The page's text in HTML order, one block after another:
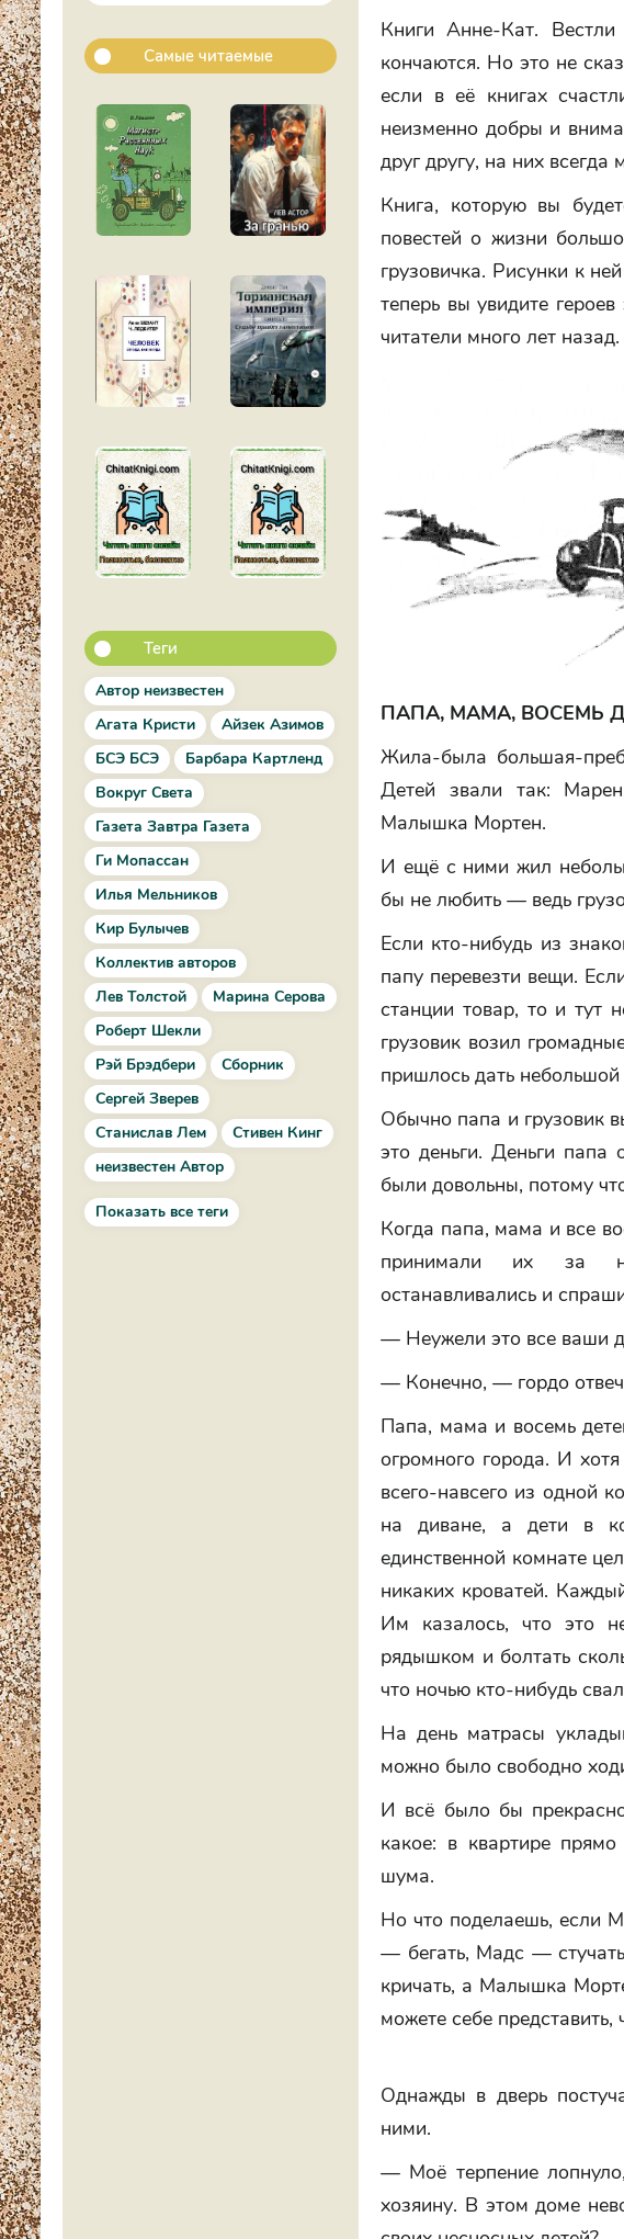
Самые читаемые
Теги
Автор неизвестен
Агата Кристи
Айзек Азимов
БСЭ БСЭ
Барбара Картленд
Вокруг Света
Газета Завтра Газета
Ги Мопассан
Илья Мельников
Кир Булычев
Коллектив авторов
Лев Толстой
Марина Серова
Роберт Шекли
Рэй Брэдбери
Сборник
Сергей Зверев
Станислав Лем
Стивен Кинг
неизвестен Автор
Показать все теги
Книги Анне-Кат.
кончаются. Но это не
если в её книгах
неизменно добры и
друг другу, на них всегда
Книга, которую вы
повестей о жизни
грузовичка. Рисунки к
теперь вы увидите
читатели много лет назад.
ПАПА, МАМА, ВОСЕМЬ
Жила-была большая-
Детей звали так:
Малышка Мортен.
И ещё с ними жил
бы не любить — ведь
Если кто-нибудь из
папу перевезти вещи.
станции товар, то и тут
грузовик возил
пришлось дать небольшой
Обычно папа и грузовик
это деньги. Деньги
были довольны, потому
Когда папа, мама и все
принимали их за
останавливались и
— Неужели это все ваши
— Конечно, — гордо
Папа, мама и восемь
огромного города. И
всего-навсего из одной
на диване, а дети в
единственной комнате
никаких кроватей.
Им казалось, что это
рядышком и болтать
что ночью кто-нибудь
На день матрасы
можно было свободно
И всё было бы
какое: в квартире
шума.
Но что поделаешь, если
— бегать, Мадс —
кричать, а Малышка
можете себе
Однажды в дверь
ними.
— Моё терпение
хозяину. В этом доме